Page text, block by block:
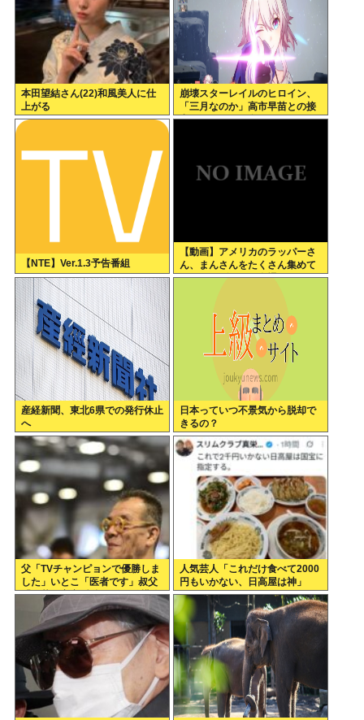
本田望結さん(22)和風美人に仕
上がる
崩壊スターレイルのヒロイン、
「三月なのか」高市早苗との接
点があまりにも多すぎる。もし
【NTE】Ver.1.3予告番組
【動画】アメリカのラッパーさ
ん、まんさんをたくさん集めて
エチエチダンスを全裸で踊るMV
産経新聞、東北6県での発行休止
へ
日本っていつ不景気から脱却で
きるの？
父「TVチャンピョンで優勝しま
した」いとこ「医者です」叔父
「三菱の宇宙/防衛開発の結構偉
い人です」
人気芸人「これだけ食べて2000
円もいかない、日高屋は神」